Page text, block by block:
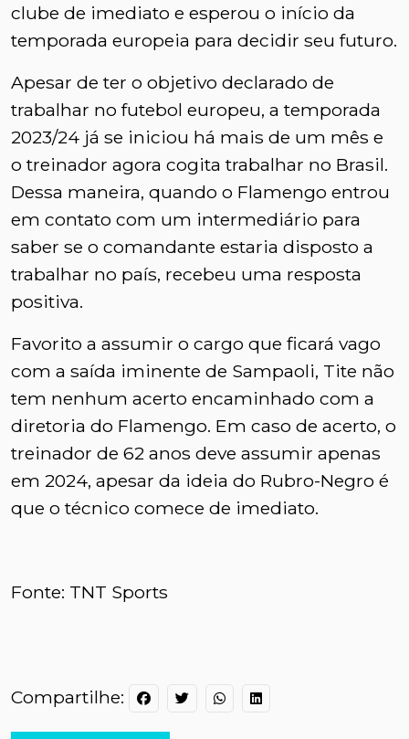
clube de imediato e esperou o início da
temporada europeia para decidir seu futuro.
Apesar de ter o objetivo declarado de
trabalhar no futebol europeu, a temporada
2023/24 já se iniciou há mais de um mês e
o treinador agora cogita trabalhar no Brasil.
Dessa maneira, quando o Flamengo entrou
em contato com um intermediário para
saber se o comandante estaria disposto a
trabalhar no país, recebeu uma resposta
positiva.
Favorito a assumir o cargo que ficará vago
com a saída iminente de Sampaoli, Tite não
tem nenhum acerto encaminhado com a
diretoria do Flamengo. Em caso de acerto, o
treinador de 62 anos deve assumir apenas
em 2024, apesar da ideia do Rubro-Negro é
que o técnico comece de imediato.
Fonte: TNT Sports
Compartilhe: